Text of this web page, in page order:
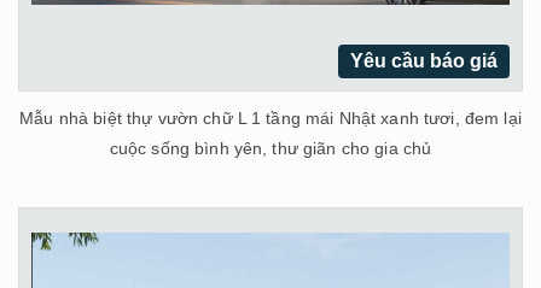
Yêu cầu báo giá
Mẫu nhà biệt thự vườn chữ L 1 tầng mái Nhật xanh tươi, đem lại
cuộc sống bình yên, thư giãn cho gia chủ